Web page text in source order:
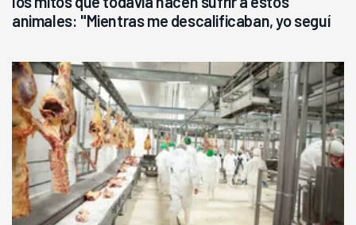
animales: "Mientras me descalificaban, yo seguí